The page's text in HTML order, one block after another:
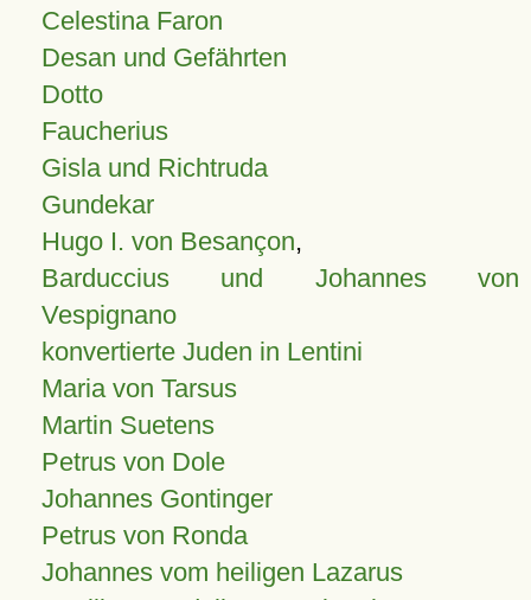
Celestina Faron
Desan und Gefährten
Dotto
Faucherius
Gisla und Richtruda
Gundekar
Hugo I. von Besançon,
Barduccius und Johannes von
Vespignano
konvertierte Juden in Lentini
Maria von Tarsus
Martin Suetens
Petrus von Dole
Johannes Gontinger
Petrus von Ronda
Johannes vom heiligen Lazarus